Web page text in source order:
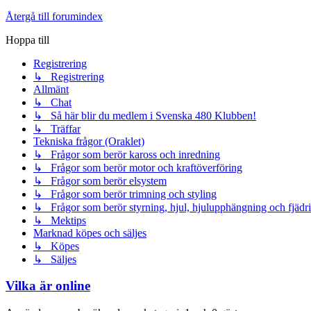
Återgå till forumindex
Hoppa till
Registrering
↳ Registrering
Allmänt
↳ Chat
↳ Så här blir du medlem i Svenska 480 Klubben!
↳ Träffar
Tekniska frågor (Oraklet)
↳ Frågor som berör kaross och inredning
↳ Frågor som berör motor och kraftöverföring
↳ Frågor som berör elsystem
↳ Frågor som berör trimning och styling
↳ Frågor som berör styrning, hjul, hjulupphängning och
↳ Mektips
Marknad köpes och säljes
↳ Köpes
↳ Säljes
Vilka är online